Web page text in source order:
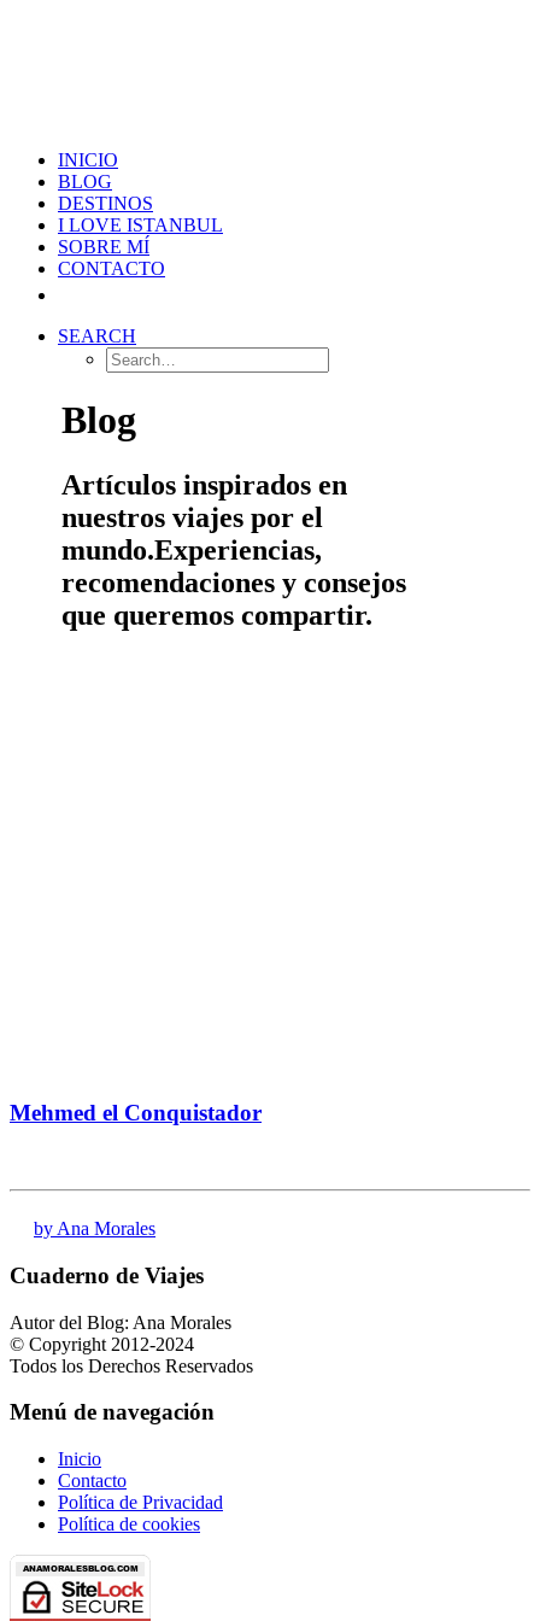
INICIO
BLOG
DESTINOS
I LOVE ISTANBUL
SOBRE MÍ
CONTACTO
SEARCH
Blog
Artículos inspirados en
nuestros viajes por el
mundo.Experiencias,
recomendaciones y consejos
que queremos compartir.
Mehmed el Conquistador
by Ana Morales
Cuaderno de Viajes
Autor del Blog: Ana Morales
© Copyright 2012-2024
Todos los Derechos Reservados
Menú de navegación
Inicio
Contacto
Política de Privacidad
Política de cookies